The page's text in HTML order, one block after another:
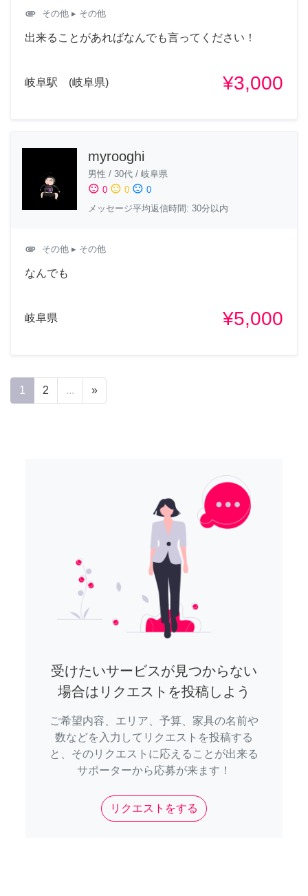
attachment その他 ▸ その他
出来ることがあればなんでも言ってください！
岐阜駅 (岐阜県) ¥3,000
myrooghi
男性 / 30代 / 岐阜県
sentiment_satisfied 0 sentiment_neutral 0 sentiment_dissatisfied 0
メッセージ平均返信時間: 30分以内
attachment その他 ▸ その他
なんでも
岐阜県 ¥5,000
1 2 ... »
受けたいサービスが見つからない
場合はリクエストを投稿しよう
ご希望内容、エリア、予算、家具の名前や
数などを入力してリクエストを投稿する
と、そのリクエストに応えることが出来る
サポーターから応募が来ます！
リクエストをする